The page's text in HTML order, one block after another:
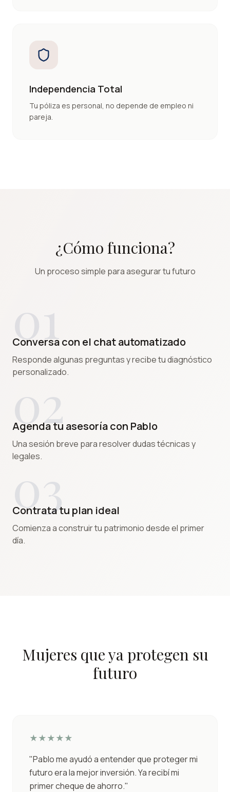
Independencia Total
Tu póliza es personal, no depende de empleo ni
pareja.
¿Cómo funciona?
Un proceso simple para asegurar tu futuro
01
Conversa con el chat automatizado
Responde algunas preguntas y recibe tu diagnóstico
personalizado.
02
Agenda tu asesoría con Pablo
Una sesión breve para resolver dudas técnicas y
legales.
03
Contrata tu plan ideal
Comienza a construir tu patrimonio desde el primer
día.
Mujeres que ya protegen su
futuro
★★★★★
"Pablo me ayudó a entender que proteger mi
futuro era la mejor inversión. Ya recibí mi
primer cheque de ahorro."